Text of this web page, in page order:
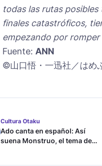
todas las rutas
finales catastróficos,
empezando por
Fuente: ANN
©山口悟・一迅社／はめ
Cultura Otaku
Ado canta en español: Así
suena Monstruo, el tema de